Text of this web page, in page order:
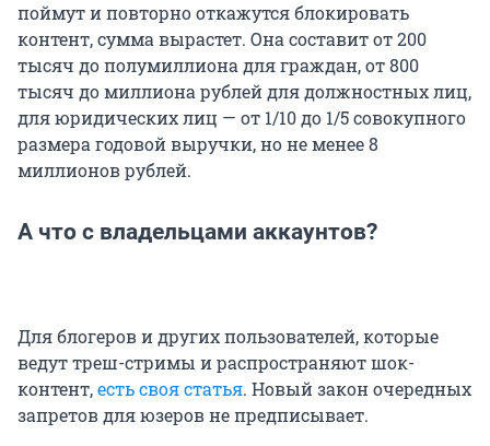
поймут и повторно откажутся блокировать
контент, сумма вырастет. Она составит от 200
тысяч до полумиллиона для граждан, от 800
тысяч до миллиона рублей для должностных лиц,
для юридических лиц — от 1/10 до 1/5 совокупного
размера годовой выручки, но не менее 8
миллионов рублей.
А что с владельцами аккаунтов?
Для блогеров и других пользователей, которые
ведут треш-стримы и распространяют шок-
контент,есть своя статья. Новый закон очередных
запретов для юзеров не предписывает.